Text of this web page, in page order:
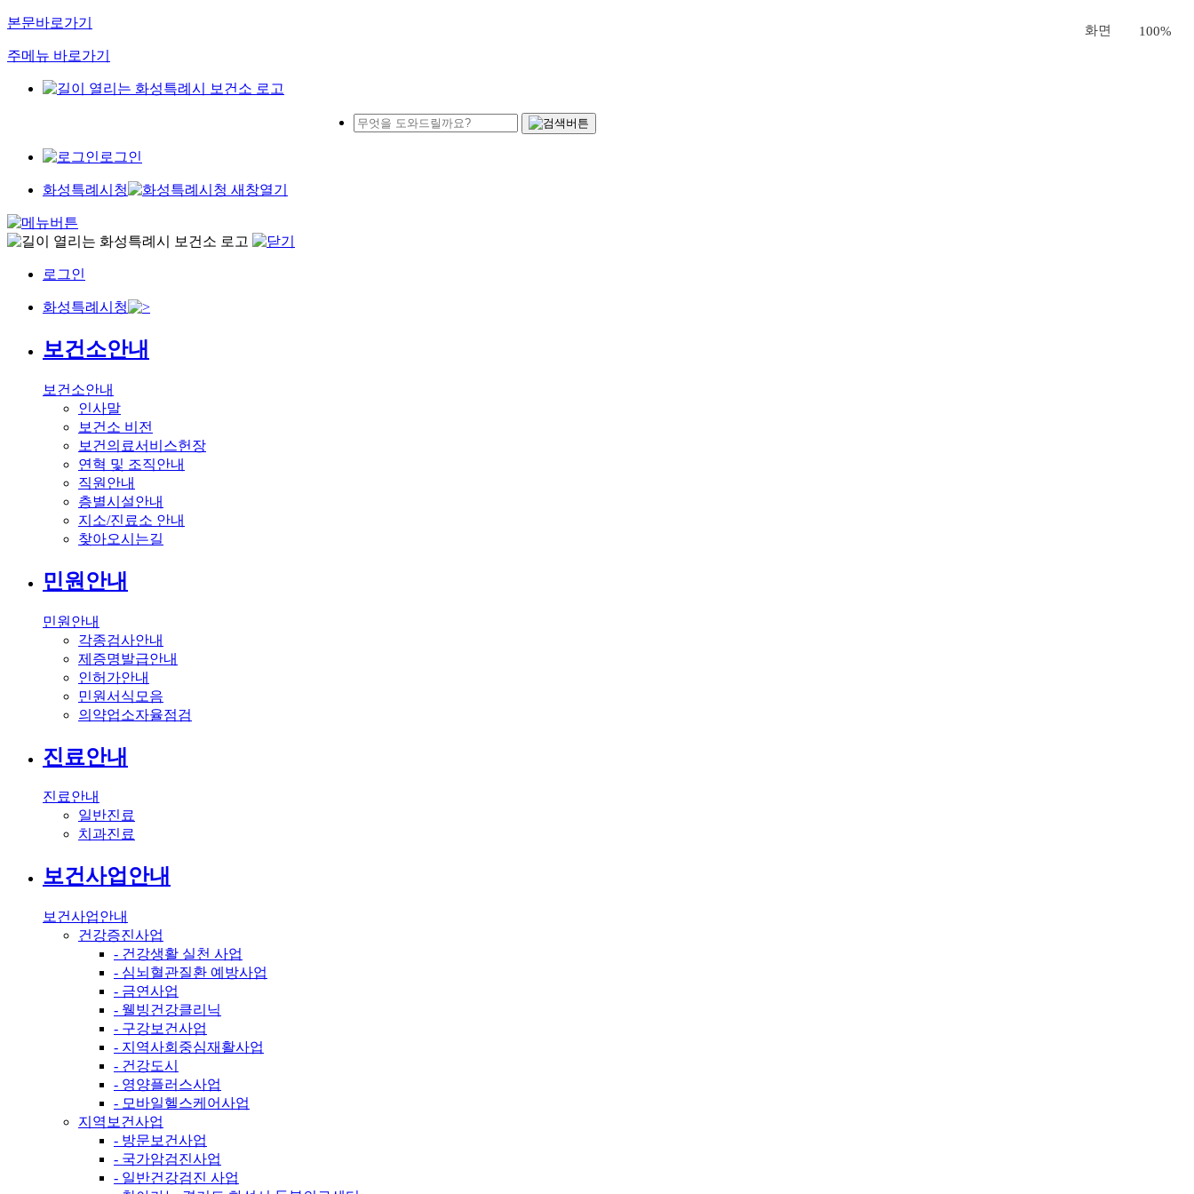
본문바로가기
주메뉴 바로가기
로그인
화성특례시청
화면 100%
로그인
화성특례시청
보건소안내
보건소안내
인사말
보건소 비전
보건의료서비스헌장
연혁 및 조직안내
직원안내
층별시설안내
지소/진료소 안내
찾아오시는길
민원안내
민원안내
각종검사안내
제증명발급안내
인허가안내
민원서식모음
의약업소자율점검
진료안내
진료안내
일반진료
치과진료
보건사업안내
보건사업안내
건강증진사업
- 건강생활 실천 사업
- 심뇌혈관질환 예방사업
- 금연사업
- 웰빙건강클리닉
- 구강보건사업
- 지역사회중심재활사업
- 건강도시
- 영양플러스사업
- 모바일헬스케어사업
지역보건사업
- 방문보건사업
- 국가암검진사업
- 일반건강검진 사업